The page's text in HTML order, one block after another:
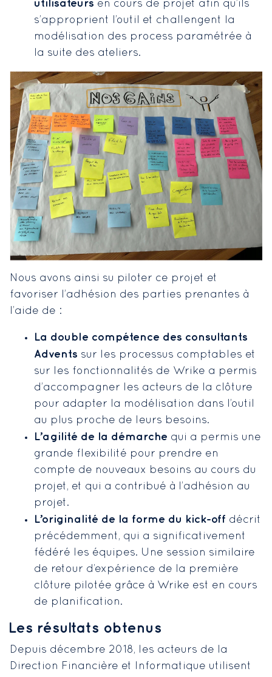
utilisateurs en cours de projet afin qu’ils
s’approprient l’outil et challengent la
modélisation des process paramétrée à
la suite des ateliers.
Nous avons ainsi su piloter ce projet et
favoriser l’adhésion des parties prenantes à
l’aide de :
La double compétence des consultants
Advents sur les processus comptables et
sur les fonctionnalités de Wrike a permis
d’accompagner les acteurs de la clôture
pour adapter la modélisation dans l’outil
au plus proche de leurs besoins.
L’agilité de la démarche qui a permis une
grande flexibilité pour prendre en
compte de nouveaux besoins au cours du
projet, et qui a contribué à l’adhésion au
projet.
L’originalité de la forme du kick-off décrit
précédemment, qui a significativement
fédéré les équipes. Une session similaire
de retour d’expérience de la première
clôture pilotée grâce à Wrike est en cours
de planification.
Les résultats obtenus
Depuis décembre 2018, les acteurs de la
Direction Financière et Informatique utilisent